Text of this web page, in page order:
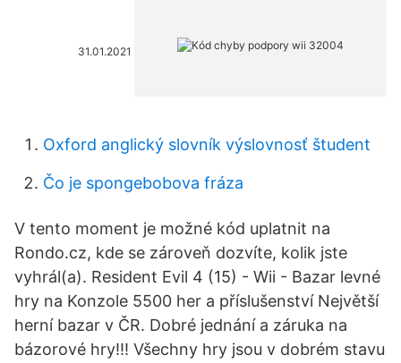
31.01.2021
Oxford anglický slovník výslovnosť študent
Čo je spongebobova fráza
V tento moment je možné kód uplatnit na
Rondo.cz, kde se zároveň dozvíte, kolik jste
vyhrál(a). Resident Evil 4 (15) - Wii - Bazar levné
hry na Konzole 5500 her a příslušenství Největší
herní bazar v ČR. Dobré jednání a záruka na
bázorové hry!!! Všechny hry jsou v dobrém stavu